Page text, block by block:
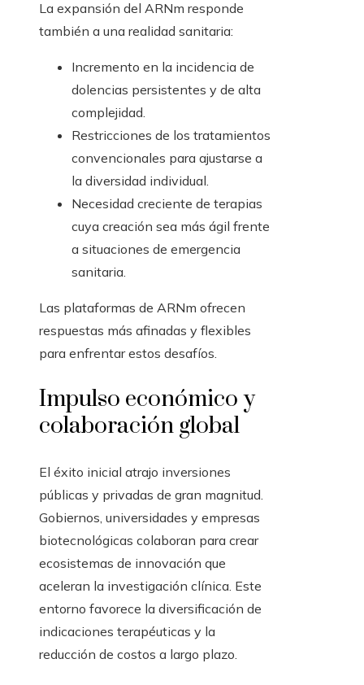
La expansión del ARNm responde
también a una realidad sanitaria:
Incremento en la incidencia de
dolencias persistentes y de alta
complejidad.
Restricciones de los tratamientos
convencionales para ajustarse a
la diversidad individual.
Necesidad creciente de terapias
cuya creación sea más ágil frente
a situaciones de emergencia
sanitaria.
Las plataformas de ARNm ofrecen
respuestas más afinadas y flexibles
para enfrentar estos desafíos.
Impulso económico y
colaboración global
El éxito inicial atrajo inversiones
públicas y privadas de gran magnitud.
Gobiernos, universidades y empresas
biotecnológicas colaboran para crear
ecosistemas de innovación que
aceleran la investigación clínica. Este
entorno favorece la diversificación de
indicaciones terapéuticas y la
reducción de costos a largo plazo.